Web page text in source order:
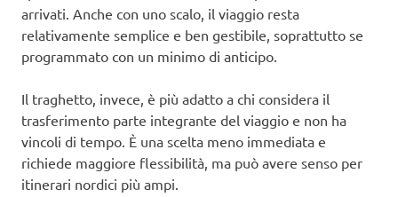
arrivati. Anche con uno scalo, il viaggio resta
relativamente semplice e ben gestibile, soprattutto se
programmato con un minimo di anticipo.
Il traghetto, invece, è più adatto a chi considera il
trasferimento parte integrante del viaggio e non ha
vincoli di tempo. È una scelta meno immediata e
richiede maggiore flessibilità, ma può avere senso per
itinerari nordici più ampi.